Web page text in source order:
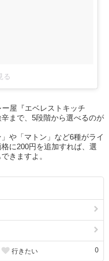
る
屋『エベレストキッチ
まで、5段階から選べるのが
や「マトン」など6種がライ
に200円を追加すれば、選
きますよ。
行きたい 0